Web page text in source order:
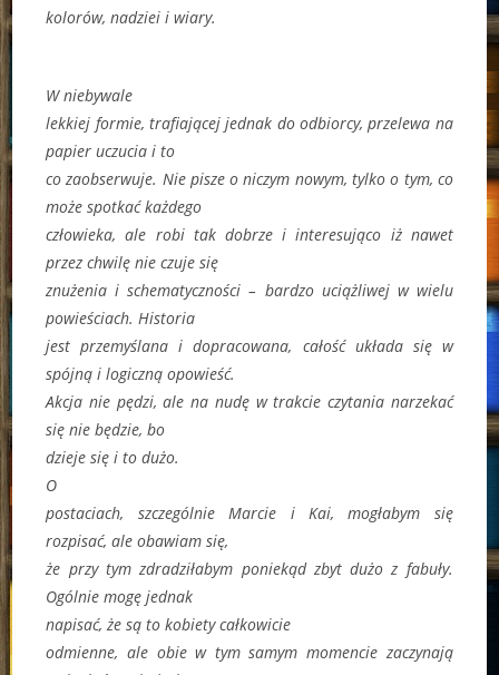
kolorów, nadziei i wiary.
W niebywale
lekkiej formie, trafiającej jednak do odbiorcy, przelewa na
papier uczucia i to
co zaobserwuje. Nie pisze o niczym nowym, tylko o tym, co
może spotkać każdego
człowieka, ale robi tak dobrze i interesująco iż nawet
przez chwilę nie czuje się
znużenia i schematyczności – bardzo uciążliwej w wielu
powieściach. Historia
jest przemyślana i dopracowana, całość układa się w
spójną i logiczną opowieść.
Akcja nie pędzi, ale na nudę w trakcie czytania narzekać
się nie będzie, bo
dzieje się i to dużo.
O
postaciach, szczególnie Marcie i Kai, mogłabym się
rozpisać, ale obawiam się,
że przy tym zdradziłabym poniekąd zbyt dużo z fabuły.
Ogólnie mogę jednak
napisać, że są to kobiety całkowicie
odmienne, ale obie w tym samym momencie zaczynają